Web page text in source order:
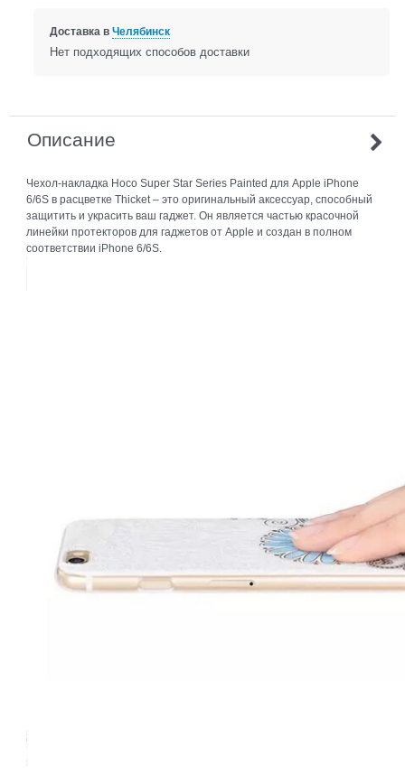
Доставка в Челябинск
Нет подходящих способов доставки
Описание
Чехол-накладка Hoco Super Star Series Painted для Apple iPhone
6/6S в расцветке Thicket – это оригинальный аксессуар, способный
защитить и украсить ваш гаджет. Он является частью красочной
линейки протекторов для гаджетов от Apple и создан в полном
соответствии iPhone 6/6S.